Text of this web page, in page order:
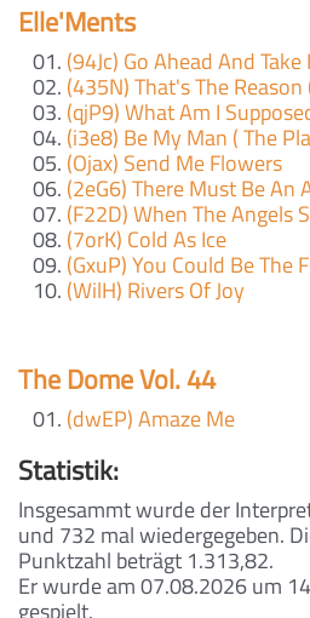
Elle'Ments
(94Jc) Go Ahead And Take
(435N) That's The
(qjP9) What Am I
(i3e8) Be My Man ( The
(Ojax) Send Me Flowers
(2eG6) There Must Be An
(F22D) When The Angels
(7orK) Cold As Ice
(GxuP) You Could Be The
(WilH) Rivers Of Joy
The Dome Vol. 44
(dwEP) Amaze Me
Statistik:
Insgesammt wurde der
und 732 mal wiedergegeben.
Punktzahl beträgt 1.313,82.
Er wurde am 07.08.2026 um